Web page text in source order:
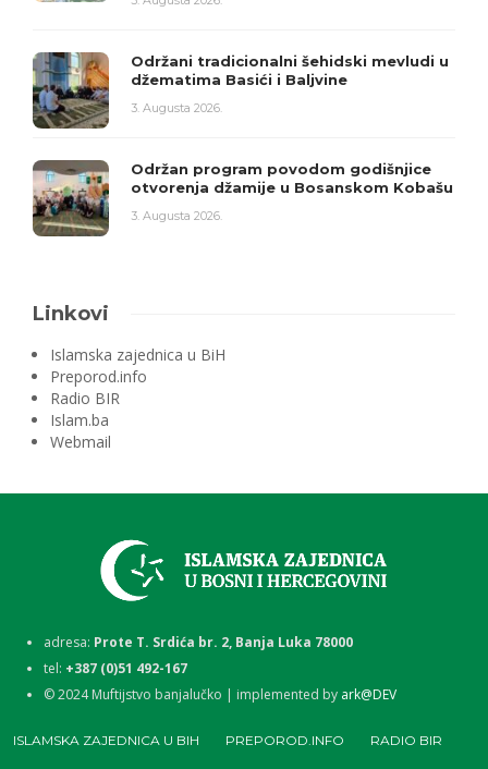
Održani tradicionalni šehidski mevludi u
džematima Basići i Baljvine
3. Augusta 2026.
Održan program povodom godišnjice
otvorenja džamije u Bosanskom Kobašu
3. Augusta 2026.
Linkovi
Islamska zajednica u BiH
Preporod.info
Radio BIR
Islam.ba
Webmail
adresa: Prote T. Srdića br. 2, Banja Luka 78000
tel: +387 (0)51 492-167
©2024Muftijstvo banjalučko | implemented by ark@DEV
ISLAMSKA ZAJEDNICA U BIH PREPOROD.INFO RADIO BIR